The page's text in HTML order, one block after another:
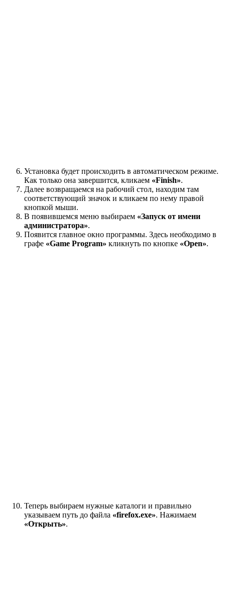
Установка будет происходить в автоматическом режиме.
Как только она завершится, кликаем «Finish».
Далее возвращаемся на рабочий стол, находим там
соответствующий значок и кликаем по нему правой
кнопкой мыши.
В появившемся меню выбираем «Запуск от имени
администратора».
Появится главное окно программы. Здесь необходимо в
графе «Game Program» кликнуть по кнопке «Open».
Теперь выбираем нужные каталоги и правильно
указываем путь до файла «firefox.exe». Нажимаем
«Открыть».